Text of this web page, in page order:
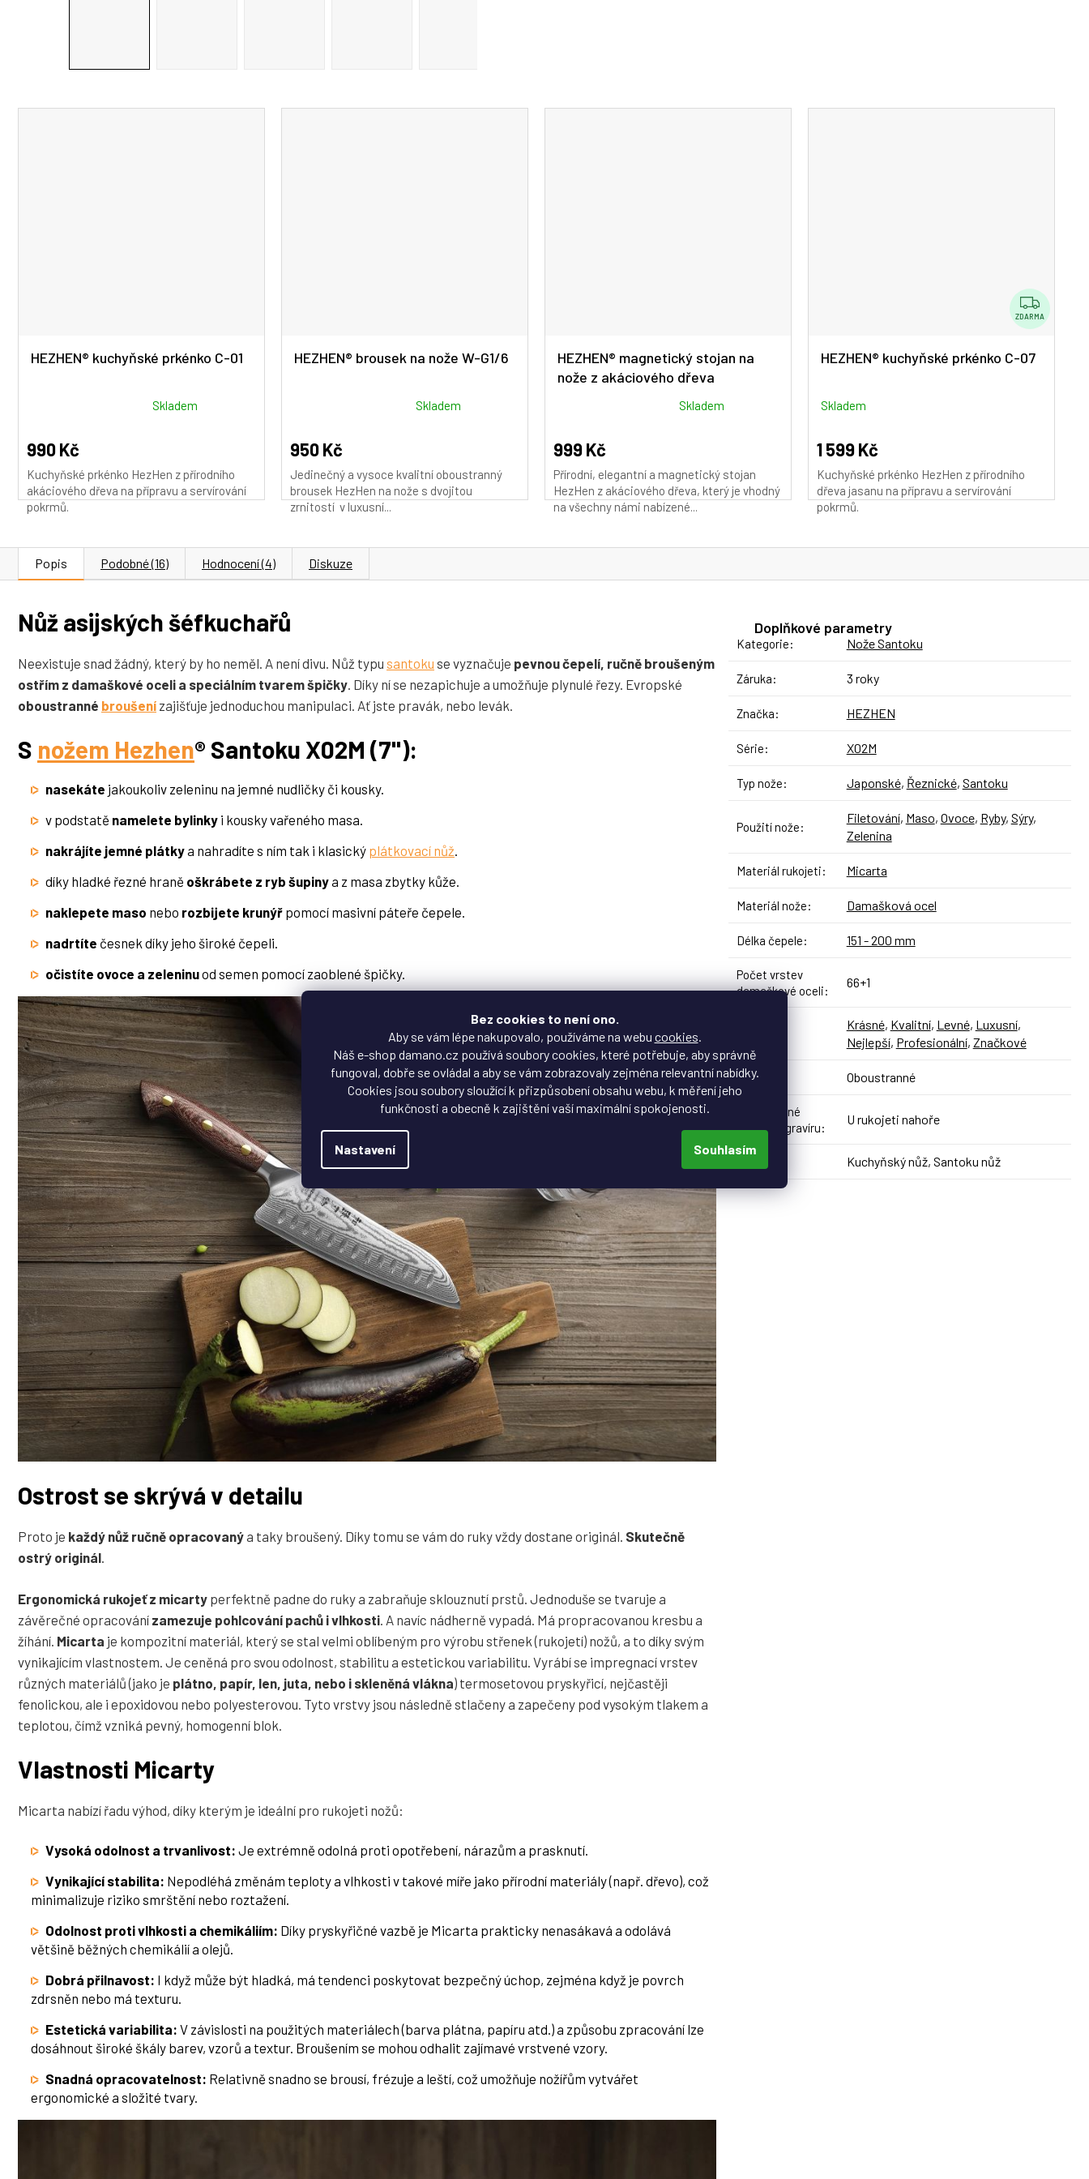
Bez cookies to není ono.
Aby se vám lépe nakupovalo, používáme na webu cookies.
Náš e-shop damano.cz používá soubory cookies, které potřebuje, aby správně
fungoval, dobře se ovládal a aby se vám zobrazovaly zejména relevantní nabídky.
Cookies jsou soubory sloužící k přizpůsobení obsahu webu, k měření jeho
funkčnosti a obecně k zajištění vaší maximální spokojenosti.
Nastavení Souhlasím
HEZHEN® kuchyňské prkénko C-01
produktu
je
5,0
z
5
Skladem
990 Kč
Kuchyňské prkénko HezHen z přírodního
akáciového dřeva na přípravu a servírování
pokrmů.
HEZHEN® brousek na nože W-G1/6
produktu
je
5,0
z
5
Skladem
950 Kč
Jedinečný a vysoce kvalitní oboustranný
brousek HezHen na nože s dvojitou
zrnitostí v luxusní...
HEZHEN® magnetický stojan na
nože z akáciového dřeva
produktu
je
4,9
z
5
Skladem
999 Kč
Přírodní, elegantní a magnetický stojan
HezHen z akáciového dřeva, který je vhodný
na všechny námi nabízené...
Z
D
ZDARMA
HEZHEN® kuchyňské prkénko C-07
Skladem
1 599 Kč
Kuchyňské prkénko HezHen z přírodního
dřeva jasanu na přípravu a servírování
pokrmů.
Popis Podobné (16) Hodnocení (4) Diskuze
Nůž asijských šéfkuchařů
Neexistuje snad žádný, který by ho neměl. A není divu. Nůž typu santoku se vyznačuje pevnou čepelí, ručně broušeným
ostřím z damaškové oceli a speciálním tvarem špičky . Díky ní se nezapichuje a umožňuje plynulé řezy. Evropské
oboustranné broušení zajišťuje jednoduchou manipulaci. Ať jste pravák, nebo levák.
S nožem Hezhen® Santoku X02M (7"):
nasekáte jakoukoliv zeleninu na jemné nudličky či kousky.
v podstatě namelete bylinky i kousky vařeného masa.
nakrájíte jemné plátkya nahradíte s ním tak i klasický plátkovací nůž
díky hladké řezné hraně oškrábete z ryb šupinya z masa zbytky kůže.
naklepete maso nebo rozbijete krunýř pomocí masivní páteře čepele.
nadrtíte česnek díky jeho široké čepeli.
očistíte ovoce a zeleninuod semen pomocí zaoblené špičky.
Ostrost se skrývá v detailu
Proto je každý nůž ručně opracovanýa taky broušený. Díky tomu se vám do ruky vždy dostane originál. Skutečně
ostrý originál.
Ergonomická rukojeť z micarty perfektně padne do ruky a zabraňuje sklouznutí prstů. Jednoduše se tvaruje a
závěrečné opracování zamezuje pohlcování pachů i vlhkosti. A navíc nádherně vypadá. Má propracovanou kresbu a
žíhání. Micarta je kompozitní materiál, který se stal velmi oblíbeným pro výrobu střenek (rukojetí) nožů, a to díky svým
vynikajícím vlastnostem. Je ceněná pro svou odolnost, stabilitu a estetickou variabilitu. Vyrábí se impregnací vrstev
různých materiálů (jako je plátno, papír, len, juta, nebo i skleněná vlákna) termosetovou pryskyřicí, nejčastěji
fenolickou, ale i epoxidovou nebo polyesterovou. Tyto vrstvy jsou následně stlačeny a zapečeny pod vysokým tlakem a
teplotou, čímž vzniká pevný, homogenní blok.
Vlastnosti Micarty
Micarta nabízí řadu výhod, díky kterým je ideální pro rukojeti nožů:
Vysoká odolnost a trvanlivost: Je extrémně odolná proti opotřebení, nárazům a prasknutí.
Vynikající stabilita: Nepodléhá změnám teploty a vlhkosti v takové míře jako přírodní materiály (např. dřevo), což
minimalizuje riziko smrštění nebo roztažení.
Odolnost proti vlhkosti a chemikáliím: Díky pryskyřičné vazbě je Micarta prakticky nenasákavá a odolává
většině běžných chemikálií a olejů.
Dobrá přilnavost: I když může být hladká, má tendenci poskytovat bezpečný úchop, zejména když je povrch
zdrsněn nebo má texturu.
Estetická variabilita: V závislosti na použitých materiálech (barva plátna, papíru atd.) a způsobu zpracování lze
dosáhnout široké škály barev, vzorů a textur. Broušením se mohou odhalit zajímavé vrstvené vzory.
Snadná opracovatelnost: Relativně snadno se brousí, frézuje a leští, což umožňuje nožířům vytvářet
ergonomické a složité tvary.
Doplňkové parametry
Kategorie: Nože Santoku
Záruka: 3 roky
Značka: HEZHEN
Série: X02M
Typ nože: Japonské, Řeznické, Santoku
Použití nože:
Filetování, Maso, Ovoce, Ryby, Sýry,
Zelenina
Materiál rukojeti: Micarta
Materiál nože: Damašková ocel
Délka čepele: 151 - 200 mm
Počet vrstev
damaškové oceli:
66+1
Krásné, Kvalitní, Levné, Luxusní,
Nejlepší, Profesionální, Značkové
Broušení Oboustranné
Doporučené
umístění gravíru:
U rukojeti nahoře
Kuchyňský nůž, Santoku nůž